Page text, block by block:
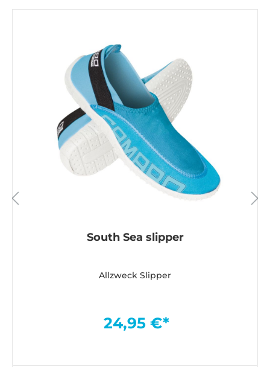
South Sea slipper
Allzweck Slipper
24,95 €*